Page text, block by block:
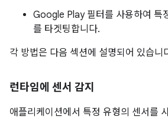
Google Play 필터를 사용하여 특
를 타겟팅합니다.
각 방법은 다음 섹션에 설명되어 있습니
런타임에 센서 감지
애플리케이션에서 특정 유형의 센서를